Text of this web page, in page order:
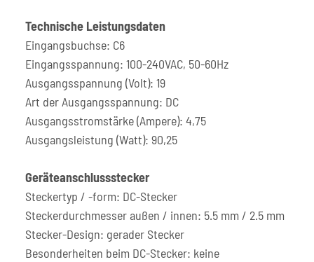
Technische Leistungsdaten
Eingangsbuchse: C6
Eingangsspannung: 100-240VAC, 50-60Hz
Ausgangsspannung (Volt): 19
Art der Ausgangsspannung: DC
Ausgangsstromstärke (Ampere): 4,75
Ausgangsleistung (Watt): 90,25
Geräteanschlussstecker
Steckertyp / -form: DC-Stecker
Steckerdurchmesser außen / innen: 5.5 mm / 2.5 mm
Stecker-Design: gerader Stecker
Besonderheiten beim DC-Stecker: keine